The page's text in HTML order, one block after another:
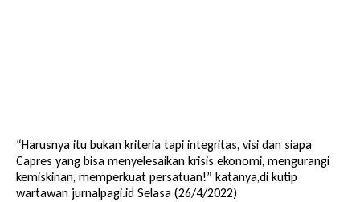
“Harusnya itu bukan kriteria tapi integritas, visi dan siapa
Capres yang bisa menyelesaikan krisis ekonomi, mengurangi
kemiskinan, memperkuat persatuan!” katanya,di kutip
wartawan jurnalpagi.id Selasa (26/4/2022)